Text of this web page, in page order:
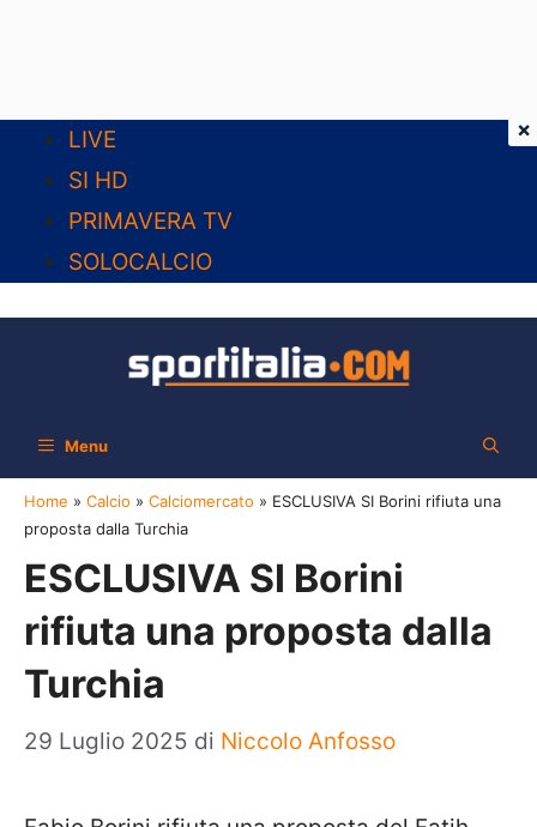
contenuto
LIVE
SI HD
PRIMAVERA TV
SOLOCALCIO
Menu
Home » Calcio » Calciomercato » ESCLUSIVA SI Borini rifiuta una
proposta dalla Turchia
ESCLUSIVA SI Borini
rifiuta una proposta dalla
Turchia
29 Luglio 2025 di Niccolo Anfosso
×